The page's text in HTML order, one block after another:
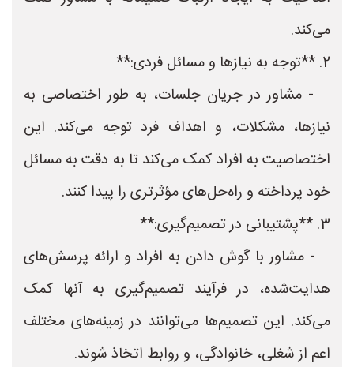
می‌کند.
2. **توجه به نیازها و مسائل فردی:**
- مشاور در جریان جلسات، به طور اختصاصی به
نیازها، مشکلات، و اهداف فرد توجه می‌کند. این
اختصاصیت به افراد کمک می‌کند تا به دقت به مسائل
خود پرداخته و راه‌حل‌های مؤثرتری را پیدا کنند.
3. **پشتیبانی در تصمیم‌گیری:**
- مشاور با گوش دادن به افراد و ارائه پرسش‌های
هدایت‌شده، در فرآیند تصمیم‌گیری به آنها کمک
می‌کند. این تصمیم‌ها می‌توانند در زمینه‌های مختلف
اعم از شغلی، خانوادگی، و روابط اتخاذ شوند.